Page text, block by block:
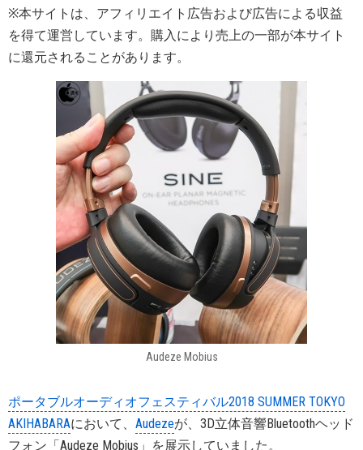
※本サイトは、アフィリエイト広告および広告による収益
を得て運営しています。購入により売上の一部が本サイト
に還元されることがあります。
Audeze Mobius
ポータブルオーディオフェスティバル2018 SUMMER TOKYO
AKIHABARAにおいて、 Audezeが、3D立体音響Bluetoothヘッド
フォン「Audeze Mobius」を展示していました。